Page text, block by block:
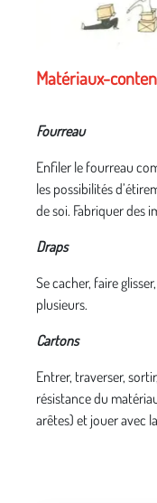
Matériaux-
Fourreau
Enfiler le fourreau
les possibilités
de soi. Fabriquer des
Draps
Se cacher, faire
plusieurs.
Cartons
Entrer, traverser,
résistance du
arêtes) et jouer avec